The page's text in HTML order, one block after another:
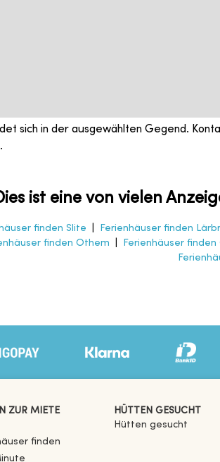
sich in der ausgewählten Gegend.
ist eine von vielen
finden Slite Ferienhäuser finden
finden Othem
Ferienhäuser finden
ZUR MIETE
finden
HÜTTEN GESUCHT
Hütten gesucht